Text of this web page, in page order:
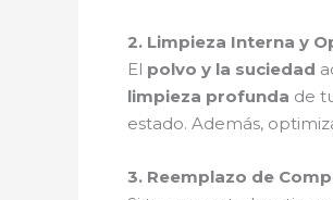
2. Limpieza Interna y
El polvo y la suciedad
limpieza profunda de
estado. Además,
3. Reemplazo de